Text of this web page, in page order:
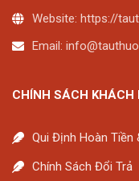
Website: https://
Email:
CHÍNH SÁCH KHÁCH
Qui Định Hoàn Tiền
Chính Sách Đổi Trả